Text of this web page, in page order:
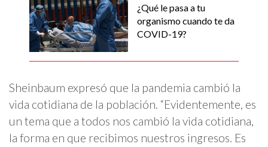
¿Qué le pasa a tu
organismo cuando te da
COVID-19?
Sheinbaum expresó que la pandemia cambió la
vida cotidiana de la población. “Evidentemente, es
un tema que a todos nos cambió la vida cotidiana,
la forma en que recibimos nuestros ingresos. Es